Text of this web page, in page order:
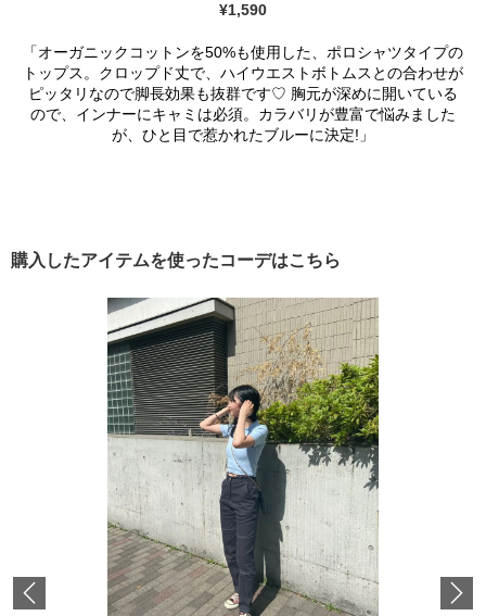
¥1,590
「オーガニックコットンを50%も使用した、ポロシャツタイプの
トップス。クロップド丈で、ハイウエストボトムスとの合わせが
ピッタリなので脚長効果も抜群です♡ 胸元が深めに開いている
ので、インナーにキャミは必須。カラバリが豊富で悩みました
が、ひと目で惹かれたブルーに決定!」
購入したアイテムを使ったコーデはこちら
Previous